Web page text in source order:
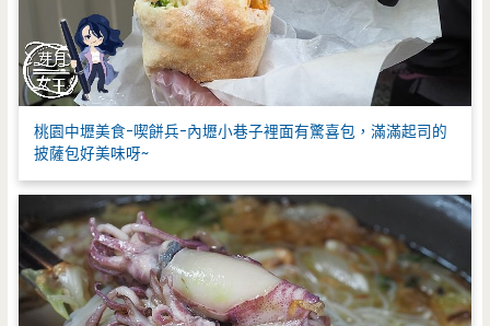
桃園中壢美食-喫餅兵-內壢小巷子裡面有驚喜包，滿滿起司的
披薩包好美味呀~